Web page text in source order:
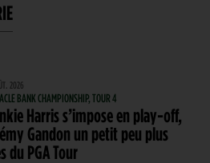
2026
BANK CHAMPIONSHIP, TOUR 4
Harris s’impose en play-off,
Gandon un petit peu plus
du PGA Tour